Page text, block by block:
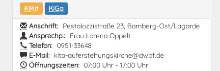
KiKri
KiGa
Anschrift: Pestalozzistraße 23, Bamberg-Ost/Lagarde
Ansprechp.: Frau Lorena Oppelt
Telefon: 0951-33648
E-Mail: kita-auferstehungskirche@dwbf.de
Öffnungszeiten: 07:00 Uhr - 17:00 Uhr